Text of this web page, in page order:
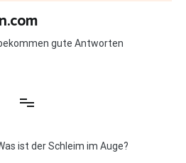
gute Antworten
ist der Schleim im Auge?